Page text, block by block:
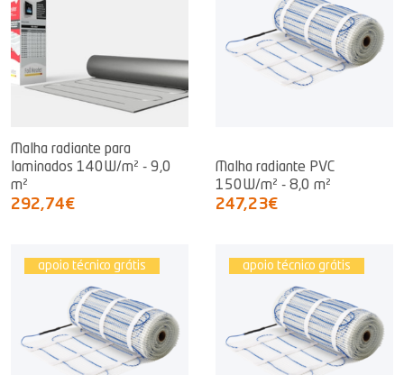
Malha radiante para
laminados 140W/m² - 9,0
m²
292,74€
Malha radiante PVC
150W/m² - 8,0 m²
247,23€
apoio técnico grátis apoio técnico grátis